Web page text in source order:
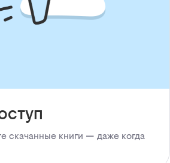
скачанные книги — даже когда